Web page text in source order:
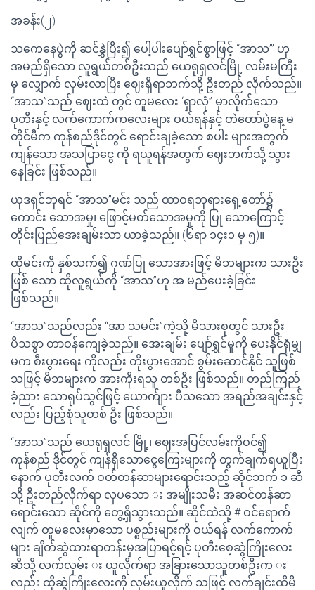
အခန်း(၂)
သကေနေပွဲကို ဆင်နွှဲပြီး၍ ပေါ့ပါးပျော်ရွှင်စွာဖြင့် “အာသ’” ဟု
အမည်ရှိသော လူရွယ်တစ်ဦးသည် ယေရုရှလင်မြို့ လမ်းမကြီး
မှ လျှောက် လှမ်းလာပြီး ဈေးရှိရာဘက်သို့ ဦးတည် လိုက်သည်။
“အာသ”သည် ဈေးထဲ တွင် တူမလေး ‘ရှာလုံ” မှာလိုက်သော
ပုတီးနှင့် လက်ကောက်ကလေးများ ဝယ်ရန်နှင့် တဲတော်ပွဲနေ့ မ
တိုင်မီက ကုန်စည်ဒိုင်တွင် ရောင်းချခဲ့သော စပါး များအတွက်
ကျန်သော အသပြာငွေ ကို ရယူရန်အတွက် ဈေးဘက်သို့ သွား
နေခြင်း ဖြစ်သည်။
ယုဒရှင်ဘုရင် “အာသ”မင်း သည် ထာဝရဘုရားရှေ့တော်၌
ကောင်း သောအမှု၊ ဖြောင့်မတ်သောအမှုကို ပြု သောကြောင့်
တိုင်းပြည်အေးချမ်းသာ ယာခဲ့သည်။ (၆ရာ ၁၄း၁ မှ ၅)။
ထိုမင်းကို နှစ်သက်၍ ဂုဏ်ပြု သောအားဖြင့် မိဘများက သားဦး
ဖြစ် သော ထိုလူရွယ်ကို “အာသ”ဟု အ မည်ပေးခဲ့ခြင်း
ဖြစ်သည်။
“အာသ”သည်လည်း “အာ သမင်း”ကဲ့သို့ မိသားစုတွင် သားဦး
ပီသစွာ တာဝန်ကျေခဲ့သည်။ အေးချမ်း ပျော်ရွှင်မှုကို ပေးနိုင်ရုံမျှ
မက စီးပွားရေး ကိုလည်း တိုးပွားအောင် စွမ်းဆောင်နိုင် သူဖြစ်
သဖြင့် မိဘများက အားကိုးရသူ တစ်ဦး ဖြစ်သည်။ တည်ကြည်
ခံ့ညား သောရုပ်သွင်ဖြင့် ယောက်ျား ပီသသော အရည်အချင်းနှင့်
လည်း ပြည့်စုံသူတစ် ဦး ဖြစ်သည်။
“အာသ”သည် ယေရုရှလင် မြို့၊ ဈေးအပြင်လမ်းကိုဝင်၍
ကုန်စည် ဒိုင်တွင် ကျန်ရှိသောငွေကြေးများကို တွက်ချက်ရယူပြီး
နောက် ပုတီးလက် ဝတ်တန်ဆာများရောင်းသည့် ဆိုင်ဘက် ၁ ဆီ
သို့ ဦးတည်လိုက်ရာ လှပသော း အမျိုးသမီး အဆင်တန်ဆာ
ရောင်းသော ဆိုင်ကို တွေ့ရှိသွားသည်။ ဆိုင်ထဲသို့ # ဝင်ရောက်
လျက် တူမလေးမှာသော ပစ္စည်းများကို ဝယ်ရန် လက်ကောက်
များ ချိတ်ဆွဲထားရာတန်းမှအပြာရင့်ရင့် ပုတီးစေ့ဆွဲကြိုးလေး
ဆီသို့ လက်လှမ်း း ယူလိုက်ရာ အခြားသောသူတစ်ဦးက း
လည်း ထိုဆွဲကြိုးလေးကို လှမ်းယူလိုက် သဖြင့် လက်ချင်းထိမိ